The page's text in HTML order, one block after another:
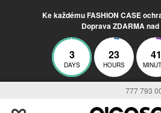
Ke každému FASHION CASE
Doprava ZDARMA
3
DAYS
23
HOURS
41
777 793